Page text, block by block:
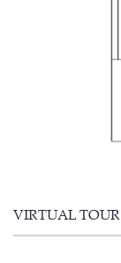
VIRTUAL TOUR